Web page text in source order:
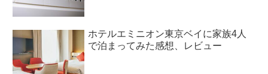
ホテルエミニオン東京ベイに家族4人
で泊まってみた感想、レビュー